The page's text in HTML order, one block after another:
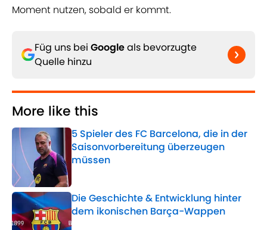
Moment nutzen, sobald er kommt.
Füg uns bei Googleals bevorzugte
Quelle hinzu
More like this
5 Spieler des FC Barcelona, die in der
Saisonvorbereitung überzeugen
müssen
Die Geschichte & Entwicklung hinter
dem ikonischen Barça-Wappen
Published by on Invalid Date